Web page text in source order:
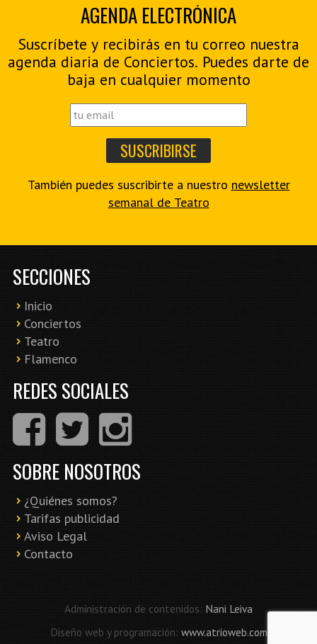
AGENDA ELECTRÓNICA
Suscríbete y recibirás en tu correo nuestra
agenda diaria de Conciertos. Puedes darte de
baja en cualquier momento
También puedes suscribirte a nuestro newsletter
semanal de Teatro
SECCIONES
Inicio
Conciertos
Teatro
Flamenco
REDES SOCIALES
SOBRE NOSOTROS
¿Quiénes somos?
Tarifas publicidad
Aviso Legal
Contacto
Administración de contenidos: Nani Leiva
Diseño web y programación: www.atrioweb.com